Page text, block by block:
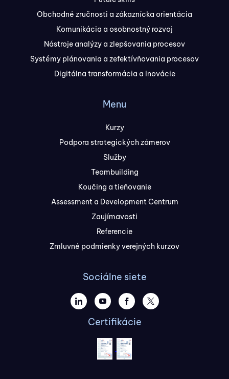
Obchodné zručnosti a zákaznícka orientácia
Komunikácia a osobnostný rozvoj
Nástroje analýzy a zlepšovania procesov
Systémy plánovania a zefektívňovania procesov
Digitálna transformácia a Inovácie
Menu
Kurzy
Podpora strategických zámerov
Služby
Teambuilding
Koučing a tieňovanie
Assessment a Development Centrum
Zaujímavosti
Referencie
Zmluvné podmienky verejných kurzov
Sociálne siete
Certifikácie